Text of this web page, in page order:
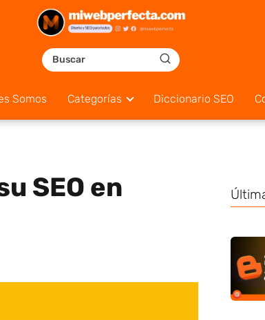
Somos Categorías Diccionario SEO
SEO en